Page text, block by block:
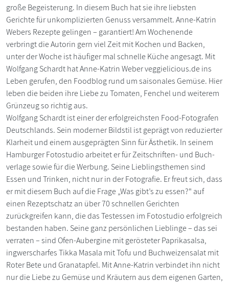
große Begeisterung. In diesem Buch hat sie ihre liebsten
Gerichte für unkomplizierten Genuss versammelt. Anne-Katrin
Webers Rezepte gelingen – garantiert! Am Wochenende
verbringt die Autorin gern viel Zeit mit Kochen und Backen,
unter der Woche ist häufiger mal schnelle Küche angesagt. Mit
Wolfgang Schardt hat Anne-Katrin Weber veggielicious.de ins
Leben gerufen, den Foodblog rund um saisonales Gemüse. Hier
leben die beiden ihre Liebe zu Tomaten, Fenchel und weiterem
Grünzeug so richtig aus.
Wolfgang Schardt ist einer der erfolgreichsten Food-Fotografen
Deutschlands. Sein moderner Bildstil ist geprägt von reduzierter
Klarheit und einem ausgeprägten Sinn für Ästhetik. In seinem
Hamburger Fotostudio arbeitet er für Zeitschriften- und Buch­
verlage sowie für die Werbung. Seine Lieblingsthemen sind
Essen und Trinken, nicht nur in der Fotografie. Er freut sich, dass
er mit diesem Buch auf die Frage „Was gibt’s zu essen?" auf
einen Rezeptschatz an über 70 schnellen Gerichten
zurückgreifen kann, die das Testessen im Fotostudio erfolgreich
bestanden haben. Seine ganz persönlichen Lieblinge – das sei
verraten – sind Ofen-Aubergine mit gerösteter Papri­kasalsa,
ingwerscharfes Tikka Masala mit Tofu und Buchweizensalat mit
Roter Bete und Granatapfel. Mit Anne-Katrin verbindet ihn nicht
nur die Liebe zu Gemüse und Kräutern aus dem eigenen Garten,